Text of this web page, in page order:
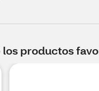
productos